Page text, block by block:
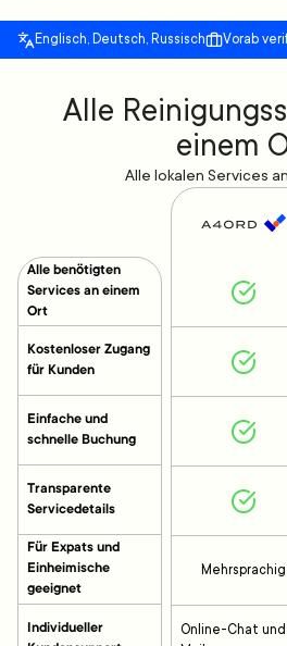
Englisch, Deutsch, Russisch Vorab
Alle
einem
Alle lokalen Services
Alle benötigten
Services an einem
Ort
Kostenloser Zugang
für Kunden
Einfache und
schnelle Buchung
Transparente
Servicedetails
Für Expats und
Einheimische
geeignet
Individueller
Mehrsprachig
Online-Chat und